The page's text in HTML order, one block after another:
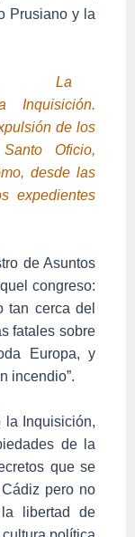
Prusiano y la
La
Inquisición.
de los
Oficio,
desde las
expedientes
de Asuntos
congreso:
tan cerca del
fatales sobre
Europa, y
incendio”.
la Inquisición,
de la
que se
pero no
libertad de